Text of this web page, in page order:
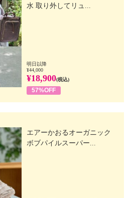
水 取り外してリュ...
明日以降
¥44,000
¥18,900(税込)
57%OFF
エアーかおるオーガニック
ボブパイルスーパー...